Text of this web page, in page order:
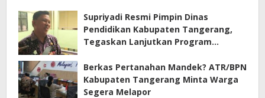
Supriyadi Resmi Pimpin Dinas
Pendidikan Kabupaten Tangerang,
Tegaskan Lanjutkan Program
Berkas Pertanahan Mandek? ATR/BPN
Kabupaten Tangerang Minta Warga
Segera Melapor